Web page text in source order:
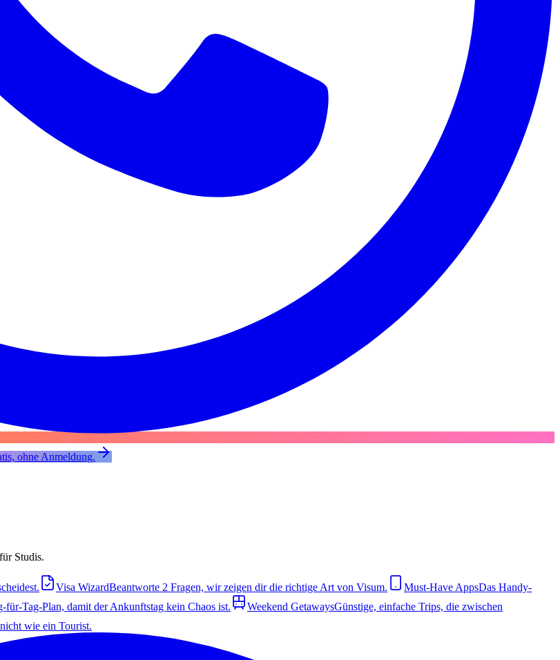
ohne Anmeldung.
Studis.
Visa WizardBeantworte 2 Fragen, wir zeigen dir die richtige Art von Visum. Must-Have AppsDas Handy-
für-Tag-Plan, damit der Ankunftstag kein Chaos ist. Weekend GetawaysGünstige, einfache Trips, die zwischen
wie ein Tourist.